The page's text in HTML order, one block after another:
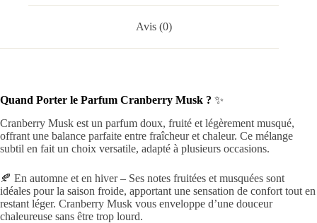
Avis (0)
Quand Porter le Parfum Cranberry Musk ? ✨
Cranberry Musk est un parfum doux, fruité et légèrement musqué,
offrant une balance parfaite entre fraîcheur et chaleur. Ce mélange
subtil en fait un choix versatile, adapté à plusieurs occasions.
🍂 En automne et en hiver – Ses notes fruitées et musquées sont
idéales pour la saison froide, apportant une sensation de confort tout en
restant léger. Cranberry Musk vous enveloppe d’une douceur
chaleureuse sans être trop lourd.